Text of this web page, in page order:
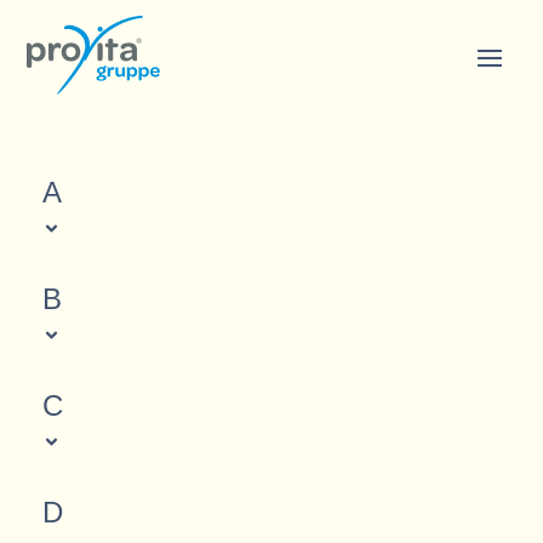
A
B
C
D